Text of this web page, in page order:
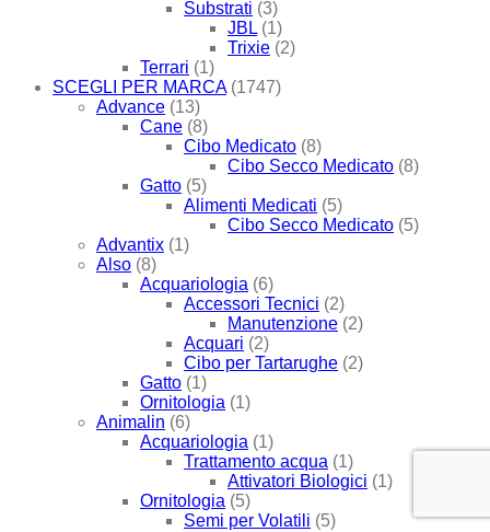
Substrati (3)
JBL (1)
Trixie (2)
Terrari (1)
SCEGLI PER MARCA (1747)
Advance (13)
Cane (8)
Cibo Medicato (8)
Cibo Secco Medicato (8)
Gatto (5)
Alimenti Medicati (5)
Cibo Secco Medicato (5)
Advantix (1)
Also (8)
Acquariologia (6)
Accessori Tecnici (2)
Manutenzione (2)
Acquari (2)
Cibo per Tartarughe (2)
Gatto (1)
Ornitologia (1)
Animalin (6)
Acquariologia (1)
Trattamento acqua (1)
Attivatori Biologici (1)
Ornitologia (5)
Semi per Volatili (5)